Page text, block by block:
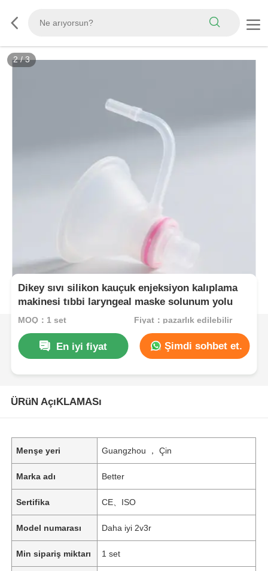
2/3
Dikey sıvı silikon kauçuk enjeksiyon kalıplama
makinesi tıbbi laryngeal maske solunum yolu
MOQ：1 set Fiyat：pazarlık edilebilir
En iyi fiyat Şimdi sohbet et.
ÜRüN AçıKLAMASı
Menşe yeri Guangzhou ， Çin
Marka adı Better
Sertifika CE、ISO
Model numarası Daha iyi 2v3r
Min sipariş miktarı 1 set